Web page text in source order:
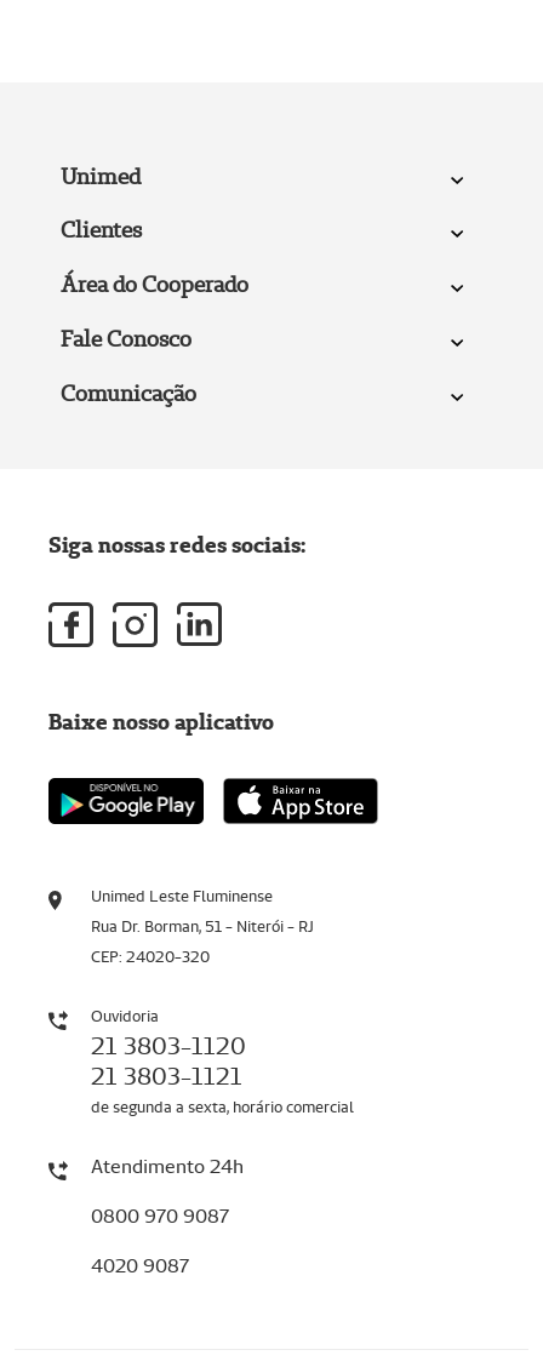
Unimed
Clientes
Área do Cooperado
Fale Conosco
Comunicação
Unimed Leste Fluminense
Rua Dr. Borman, 51 - Niterói - RJ
CEP: 24020-320
Ouvidoria
21 3803-1120
21 3803-1121
de segunda a sexta, horário comercial
Atendimento 24h
0800 970 9087
4020 9087
Siga nossas redes sociais:
Baixe nosso aplicativo